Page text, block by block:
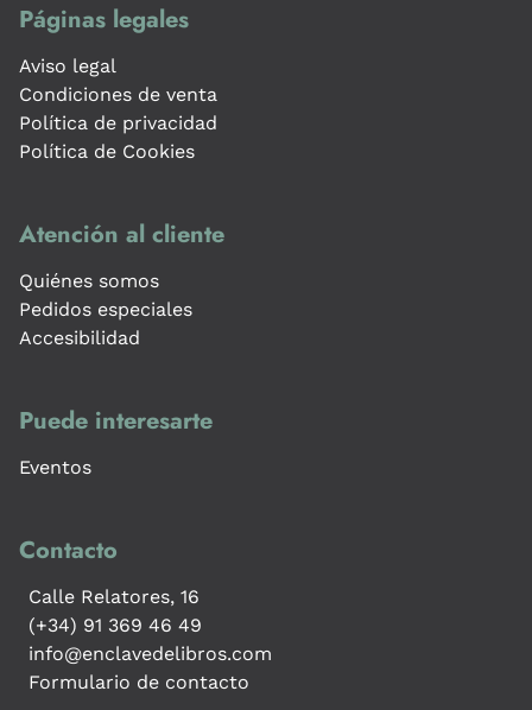
Páginas legales
Aviso legal
Condiciones de venta
Política de privacidad
Política de Cookies
Atención al cliente
Quiénes somos
Pedidos especiales
Accesibilidad
Puede interesarte
Eventos
Contacto
Calle Relatores, 16
(+34) 91 369 46 49
info@enclavedelibros.com
Formulario de contacto